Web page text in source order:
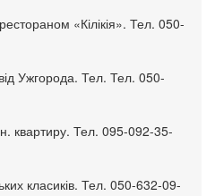
«Кілікія». Тел. 050-
Ужгорода. Тел. Тел. 050-
квартиру. Тел. 095-092-35-
класиків. Тел. 050-632-09-